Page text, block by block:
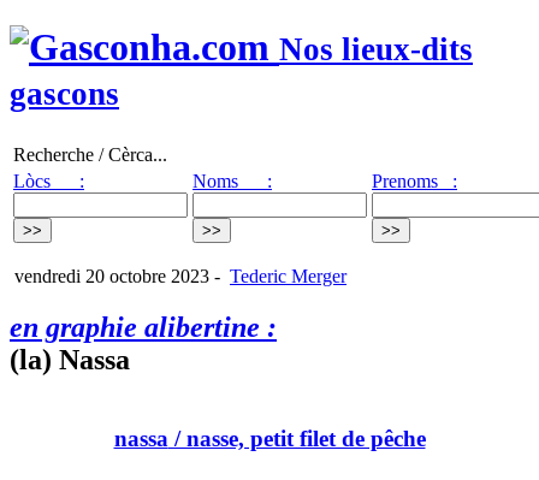
Nos lieux-dits
gascons
Recherche / Cèrca...
Lòcs :
Noms : Prenoms :
vendredi 20 octobre 2023 - Tederic Merger
en graphie alibertine :
(la) Nassa
nassa/ nasse, petit filet de pêche